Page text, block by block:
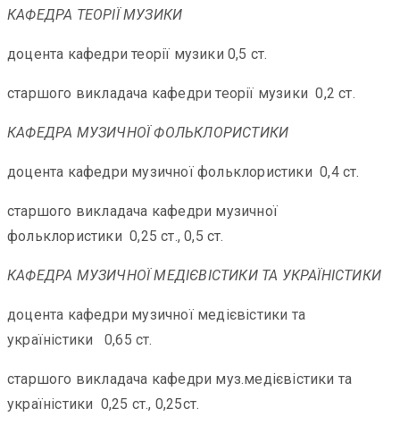
КАФЕДРА ТЕОРІЇ МУЗИКИ
доцента кафедри теорії музики 0,5 ст.
старшого викладача кафедри теорії музики 0,2 ст.
КАФЕДРА МУЗИЧНОЇ ФОЛЬКЛОРИСТИКИ
доцента кафедри музичної фольклористики 0,4 ст.
старшого викладача кафедри музичної
фольклористики 0,25 ст., 0,5 ст.
КАФЕДРА МУЗИЧНОЇ МЕДІЄВІСТИКИ ТА УКРАЇНІСТИКИ
доцента кафедри музичної медієвістики та
україністики 0,65 ст.
старшого викладача кафедри муз.медієвістики та
україністики 0,25 ст., 0,25ст.